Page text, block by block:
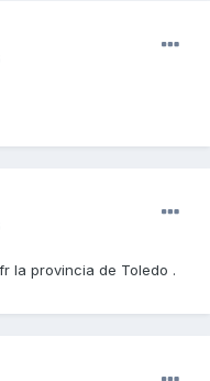
la provincia de Toledo .